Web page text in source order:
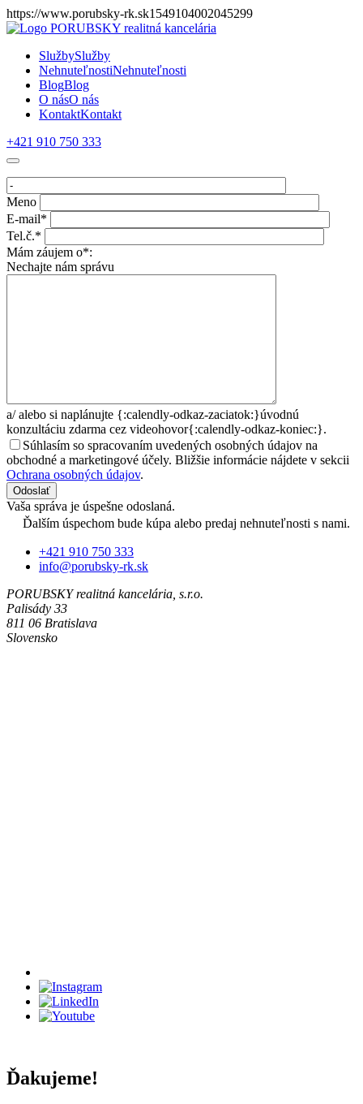
https://www.porubsky-rk.sk1549104002045299
SlužbySlužby
NehnuteľnostiNehnuteľnosti
BlogBlog
O násO nás
KontaktKontakt
+421 910 750 333
Meno
E-mail*
Tel.č.*
Mám záujem o*:
Nechajte nám správu
a/alebo si naplánujte {:calendly-odkaz-zaciatok:}úvodnú
konzultáciu zdarma cez videohovor{:calendly-odkaz-koniec:}.
Súhlasím so spracovaním uvedených osobných údajov na
obchodné a marketingové účely. Bližšie informácie nájdete v sekcii
Ochrana osobných údajov.
Odoslať
Vaša správa je úspešne odoslaná.
Ďalším úspechom bude kúpa alebo predaj nehnuteľnosti s nami.
+421 910 750 333
info@porubsky-rk.sk
PORUBSKY realitná kancelária, s.r.o.
Palisády 33
811 06 Bratislava
Slovensko
Ďakujeme!